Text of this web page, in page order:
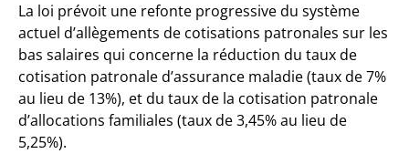
La loi prévoit une refonte progressive du système
actuel d’allègements de cotisations patronales sur les
bas salaires qui concerne la réduction du taux de
cotisation patronale d’assurance maladie (taux de 7%
au lieu de 13%), et du taux de la cotisation patronale
d’allocations familiales (taux de 3,45% au lieu de
5,25%).